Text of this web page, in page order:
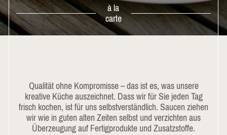
à la
carte
Qualität ohne Kompromisse – das ist es, was unsere
kreative Küche auszeichnet. Dass wir für Sie jeden Tag
frisch kochen, ist für uns selbstverständlich. Saucen ziehen
wir wie in guten alten Zeiten selbst und verzichten aus
Überzeugung auf Fertigprodukte und Zusatzstoffe.